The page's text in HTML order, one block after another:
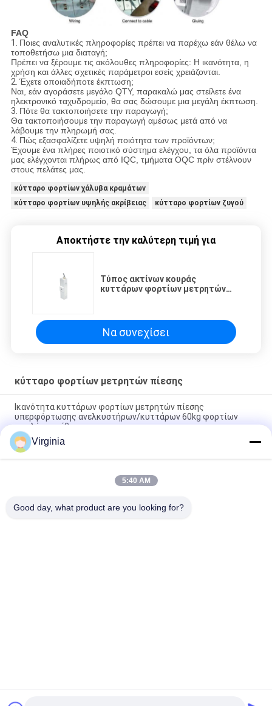
FAQ
1. Ποιες αναλυτικές πληροφορίες πρέπει να παρέχω εάν θέλω να
τοποθετήσω μια διαταγή;
Πρέπει να ξέρουμε τις ακόλουθες πληροφορίες: Η ικανότητα, η
χρήση και άλλες σχετικές παράμετροι εσείς χρειάζονται.
2. Έχετε οποιαδήποτε έκπτωση;
Ναι, εάν αγοράσετε μεγάλο QTY, παρακαλώ μας στείλετε ένα
ηλεκτρονικό ταχυδρομείο, θα σας δώσουμε μια μεγάλη έκπτωση.
3. Πότε θα τακτοποιήσετε την παραγωγή;
Θα τακτοποιήσουμε την παραγωγή αμέσως μετά από να
λάβουμε την πληρωμή σας.
4. Πώς εξασφαλίζετε υψηλή ποιότητα των προϊόντων;
Έχουμε ένα πλήρες ποιοτικό σύστημα ελέγχου, τα όλα προϊόντα
μας ελέγχονται πλήρως από IQC, τμήματα OQC πρίν στέλνουν
στους πελάτες μας.
κύτταρο φορτίων χάλυβα κραμάτων
κύτταρο φορτίων υψηλής ακρίβειας
κύτταρο φορτίων ζυγού
Αποκτήστε την καλύτερη τιμή για
Τύπος ακτίνων κουράς
κυττάρων φορτίων μετρητών
Να συνεχίσει
κύτταρο φορτίων μετρητών πίεσης
Ικανότητα κυττάρων φορτίων μετρητών πίεσης
υπερφόρτωσης ανελκυστήρων/κυττάρων 60kg φορτίων
υψηλής ακρίβειας
Κύτταρο φορτίων μετρητών πίεσης χάλυβα κραμάτων για
την αναλογική παραγωγή 5kg 10kg κλιμάκων γερανών
Στρογγυλός αισθητήρας μετρητών πίεσης τύπων έντασης S
Virginia
5:40 AM
Good day, what product are you looking for?